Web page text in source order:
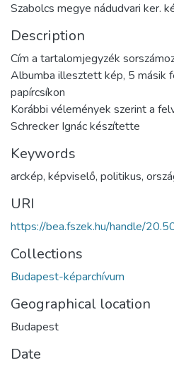
Szabolcs megye nádudvari ker.
Description
Cím a tartalomjegyzék
Albumba illesztett kép, 5 másik
papírcsíkon
Korábbi vélemények szerint a
Schrecker Ignác készítette
Keywords
arckép, képviselő, politikus,
URI
https://bea.fszek.hu/handle/
Collections
Budapest-képarchívum
Geographical location
Budapest
Date